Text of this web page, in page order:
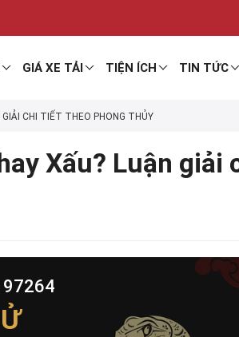
GIÁ XE TẢI TIỆN ÍCH TIN TỨC
CHI TIẾT THEO PHONG THỦY
Xấu? Luận
97264